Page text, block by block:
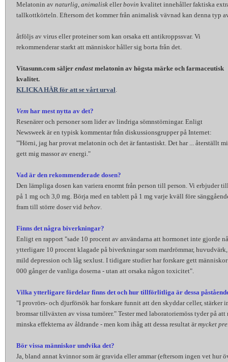
Melatonin av naturlig, animalisk ellerbovin kvalitet innehåller faktiska
tallkottkörteln. Eftersom det kommer från animalisk vävnad kan denna typ
åtföljs av virus eller proteiner som kan orsaka ett antikroppssvar. Vi
rekommenderar starkt att människor håller sig borta från det.
Vitasunn.com säljer endast melatonin av högsta märke och farmaceutisk
kvalitet.
KLICKA HÄR för att se vårt urval.
Vem har mest nytta av det?
Resenärer och personer som lider av lindriga sömnstörningar. Enligt
Newsweek är en typisk kommentar från diskussionsgrupper på Internet:
"'Hörni, jag har provat melatonin och det är fantastiskt. Det har ... återställt
gett mig massor av energi."
Vad är den rekommenderade dosen?
Den lämpliga dosen kan variera enormt från person till person. Vi erbjuder
på 1 mg och 3,0 mg. Börja med en tablett på 1 mg varje kväll före
fram till större doser vid behov.
Finns det några biverkningar?
Enligt en rapport "sade 10 procent av användarna att hormonet inte gjorde
ytterligare 10 procent klagade på biverkningar som mardrömmar,
mild depression och låg sexlust. I tidigare studier har forskare gett
000 gånger de vanliga doserna - utan att orsaka någon toxicitet".
Vilka ytterligare fördelar finns det och hur tillförlitliga är dessa
"I provrörs- och djurförsök har forskare funnit att den skyddar celler, stärker
bromsar tillväxten av vissa tumörer." Tester med laboratoriemöss tyder på
minska effekterna av åldrande - men kom ihåg att dessa resultat ärmycket
Bör vissa människor undvika det?
Ja, bland annat kvinnor som är gravida eller ammar (eftersom ingen vet hur